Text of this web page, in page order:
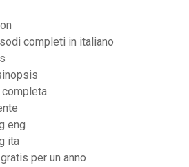
completi in italiano
completa
eng
ita
per un anno